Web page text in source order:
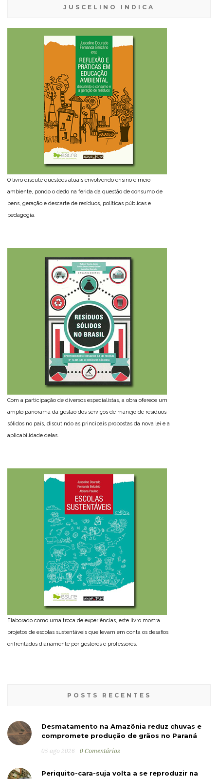
JUSCELINO INDICA
O livro discute questões atuais envolvendo ensino e meio
ambiente, pondo o dedo na ferida da questão de consumo de
bens, geração e descarte de resíduos, políticas públicas e
pedagogia.
Com a participação de diversos especialistas, a obra oferece um
amplo panorama da gestão dos serviços de manejo de resíduos
sólidos no país, discutindo as principais propostas da nova lei e a
aplicabilidade delas.
Elaborado como uma troca de experiências, este livro mostra
projetos de escolas sustentáveis que levam em conta os desafios
enfrentados diariamente por gestores e professores.
POSTS RECENTES
Desmatamento na Amazônia reduz chuvas e
compromete produção de grãos no Paraná
05 ago 2026 0 Comentários
Periquito-cara-suja volta a se reproduzir na